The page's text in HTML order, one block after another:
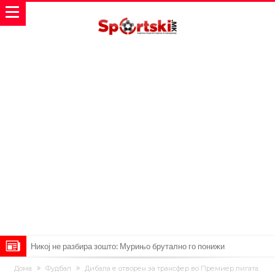
Никој не разбира зошто: Мурињо брутално го понижи
Ференцварош по натпреварот
Арсенал и Манчестер Јунајтед сакаат напаѓач од Интер: Цената е
Дома Фудбал Дибала е отворен за трансфер во Премиер лигата